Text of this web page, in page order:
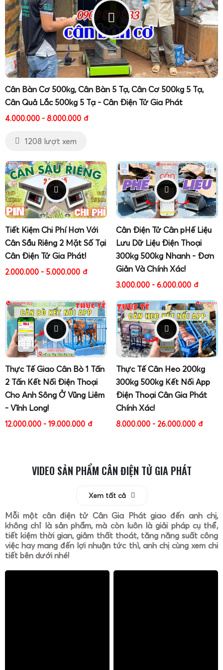
Bên cạnh các dòng cân treo, cân sàn, cân heo, cân bò,
Cân Điện Tử Gia Phát còn cung cấp nhiều giải phápcân
điện tử 2 tấn chuyên biệt cho từng ngành:
Cân sàn điện tử 2 tấn dạng khung cao, phù hợp cân
kiện hàng, thùng hàng trong kho logistics, kho
thương mại.
cân sắt thép với mặt sàn gia
bó thép, cuộn thép, phôi thép.
Cân điện tử 2 tấncân phế liệuvới kết cấu chống
bám bẩn, dễ vệ sinh, loadcell chống quá tải, chống
sốc tải khi đổ phế liệu.
Cân điện tử 2 tấncân công nghiệptích hợp phần
mềm quản lý, mã hàng, mã khách, in phiếu cân, lưu
lịch sử giao dịch.
Cân 2 tấn tích hợp băng tải cho dây chuyền đóng
gói, chiết rót, phân loại sản phẩm theo trọng lượng.
Mỗi giải pháp đều được kỹ thuật viên Gia Phát khảo sát
hành để lựa chọn loadcell, màn hình cân, kết cấu cơ khí,
phù hợp, đảm bảo cân hoạt động ổn định lâu dài
và đáp ứng yêu cầu đo lường của doanh nghiệp.
Dịch vụ giao hàng, lắp đặt, hướng dẫn sử dụng và
sửa chữa cân điện tử 2 tấn
Cân Bàn Cơ 500kg, Cân Bàn 5 Tạ, Cân Cơ 500kg 5 Tạ,
Cân Quả Lắc 500kg 5 Tạ - Cân Điện Tử Gia Phát
4.000.000 - 8.000.000 đ
1208 lượt xem
Tiết Kiệm Chi Phí Hơn Với
Cân Sầu Riêng 2 Mặt Số Tại
Cân Điện Tử Gia Phát!
2.000.000 - 5.000.000 đ
Cân Điện Tử Cân pHế Liệu
Lưu Dữ Liệu Điện Thoại
300kg 500kg Nhanh - Đơn
Giản Và Chính Xác!
3.000.000 - 6.000.000 đ
Thực Tế Giao Cân Bò 1 Tấn
2 Tấn Kết Nối Điện Thoại
Cho Anh Sông Ở Vũng Liêm
- Vĩnh Long!
12.000.000 - 19.000.000 đ
Thực Tế Cân Heo 200kg
300kg 500kg Kết Nối App
Điện Thoại Cân Gia Phát
Chính Xác!
8.000.000 - 26.000.000 đ
VIDEO SẢN PHẨM CÂN ĐIỆN TỬ GIA PHÁT
Xem tất cả
Mỗi một cân điện tử Cân Gia Phát giao đến anh chị,
không chỉ là sản phẩm, mà còn luôn là giải pháp cụ thể,
tiết kiệm thời gian, giảm thất thoát, tăng năng suất công
việc hay mang đến lợi nhuận tức thì, anh chị cùng xem chi
tiết bên dưới nhé!